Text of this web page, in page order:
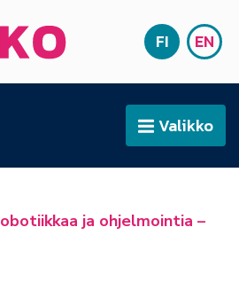
SUOMI
FI EN
AvaaValikko
ja ohjelmointia –